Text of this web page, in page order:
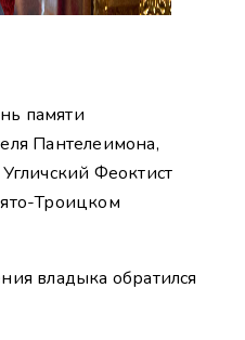
памяти
Пантелеимона,
Феоктист
Троицком
владыка обратился